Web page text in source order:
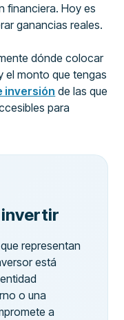
financiera. Hoy es
ganancias reales.
dónde colocar
el monto que tengas
inversión de las que
para
invertir
representan
está
o una
a